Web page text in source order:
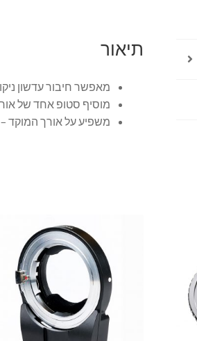
תיאור
מאפשר חיבור עדשון
מוסיף סטופ אחד של אור
משפיע על אורך המוקד –